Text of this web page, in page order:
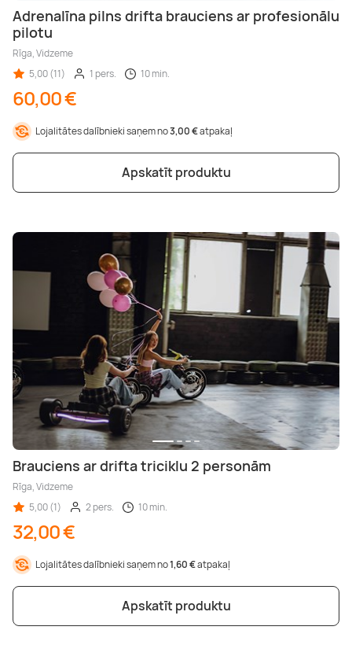
Adrenalīna pilns drifta brauciens ar profesionālu
pilotu
Rīga, Vidzeme
5,00 (11)
1 pers. 10 min.
60,00 €
Lojalitātes dalībnieki saņem no3,00 €atpakaļ
Apskatīt produktu
Brauciens ar drifta triciklu 2 personām
Rīga, Vidzeme
5,00 (1)
2 pers. 10 min.
32,00 €
Lojalitātes dalībnieki saņem no1,60 €atpakaļ
Apskatīt produktu